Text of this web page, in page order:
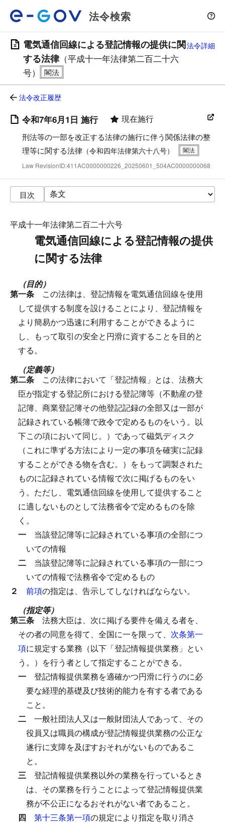
法令検索
電気通信回線による登記情報の提供に関
する法律（平成十一年法律第二百二十六
号）
法令詳細
法令改正履歴
令和7年6月1日 施行 現在施行
刑法等の一部を改正する法律の施行に伴う関係法律の整
理等に関する法律 （令和四年法律第六十八号）
Law RevisionID:411AC0000000226_20250601_504AC0000000068
目次
平成十一年法律第二百二十六号
電気通信回線による登記情報の提供
に関する法律
（目的）
第一条 この法律は、登記情報を電気通信回線を使用
して提供する制度を設けることにより、登記情報を
より簡易かつ迅速に利用することができるように
し、もって取引の安全と円滑に資することを目的と
する。
（定義等）
第二条 この法律において「登記情報」とは、法務大
臣が指定する登記所における登記簿等（不動産の登
記簿、商業登記簿その他登記記録の全部又は一部が
記録されている帳簿で政令で定めるものをいう。以
下この項において同じ。）であって磁気ディスク
（これに準ずる方法により一定の事項を確実に記録
することができる物を含む。）をもって調製された
ものに記録されている情報で次に掲げるものをい
う。 ただし、電気通信回線を使用して提供すること
に適しないものとして法務省令で定めるものを除
く。
一 当該登記簿等に記録されている事項の全部につ
いての情報
二 当該登記簿等に記録されている事項の一部につ
いての情報で法務省令で定めるもの
２ 前項の指定は、告示してしなければならない。
（指定等）
第三条 法務大臣は、次に掲げる要件を備える者を、
その者の同意を得て、全国に一を限って、 次条第一
項に規定する業務（以下「登記情報提供業務」とい
う。）を行う者として指定することができる。
一 登記情報提供業務を適確かつ円滑に行うのに必
要な経理的基礎及び技術的能力を有する者である
こと。
二 一般社団法人又は一般財団法人であって、その
役員又は職員の構成が登記情報提供業務の公正な
遂行に支障を及ぼすおそれがないものであるこ
と。
三 登記情報提供業務以外の業務を行っているとき
は、その業務を行うことによって登記情報提供業
務が不公正になるおそれがない者であること。
四 第十三条第一項の規定により指定を取り消さ